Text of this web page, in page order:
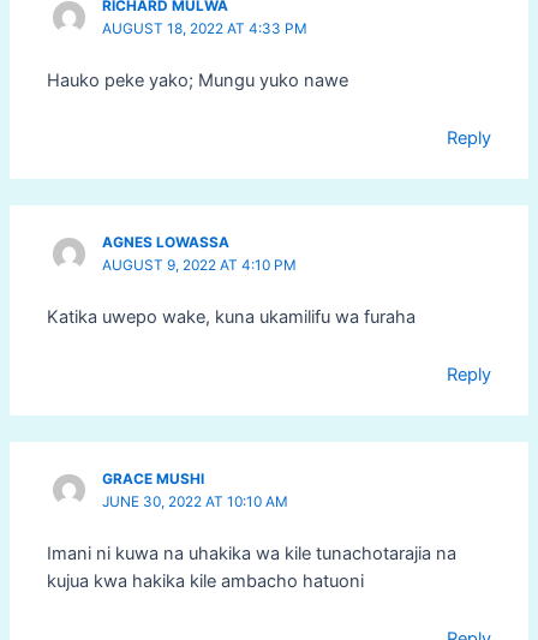
RICHARD MULWA
AUGUST 18, 2022 AT 4:33 PM
Hauko peke yako; Mungu yuko nawe
Reply
AGNES LOWASSA
AUGUST 9, 2022 AT 4:10 PM
Katika uwepo wake, kuna ukamilifu wa furaha
Reply
GRACE MUSHI
JUNE 30, 2022 AT 10:10 AM
Imani ni kuwa na uhakika wa kile tunachotarajia na
kujua kwa hakika kile ambacho hatuoni